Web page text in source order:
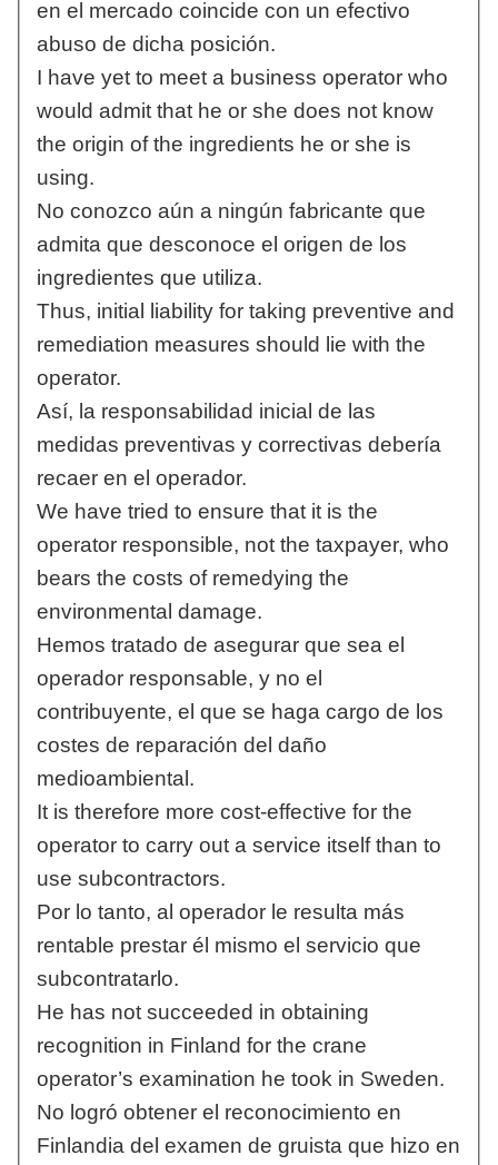
en el mercado coincide con un efectivo
abuso de dicha posición.
I have yet to meet a business operator who
would admit that he or she does not know
the origin of the ingredients he or she is
using.
No conozco aún a ningún fabricante que
admita que desconoce el origen de los
ingredientes que utiliza.
Thus, initial liability for taking preventive and
remediation measures should lie with the
operator.
Así, la responsabilidad inicial de las
medidas preventivas y correctivas debería
recaer en el operador.
We have tried to ensure that it is the
operator responsible, not the taxpayer, who
bears the costs of remedying the
environmental damage.
Hemos tratado de asegurar que sea el
operador responsable, y no el
contribuyente, el que se haga cargo de los
costes de reparación del daño
medioambiental.
It is therefore more cost-effective for the
operator to carry out a service itself than to
use subcontractors.
Por lo tanto, al operador le resulta más
rentable prestar él mismo el servicio que
subcontratarlo.
He has not succeeded in obtaining
recognition in Finland for the crane
operator’s examination he took in Sweden.
No logró obtener el reconocimiento en
Finlandia del examen de gruista que hizo en